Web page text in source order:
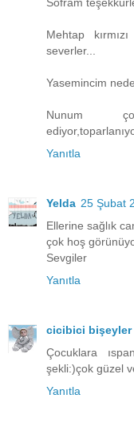
Mehtap
severler...
Yasemincim
Nunum
Yanıtla
Yelda 25 Şubat
Ellerine sağlık
çok hoş
Sevgiler
Yanıtla
cicibici bişeyler
Çocuklara
şekli:)çok güzel
Yanıtla